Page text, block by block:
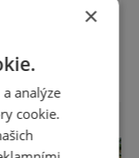
světla
hor.
Speciál vás
i
tipů,
v celé její
×
analýze
cookie.